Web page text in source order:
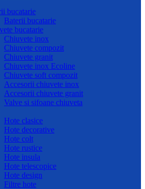
bucatarie
Baterii bucatarie
bucatarie
Chiuvete inox
Chiuvete compozit
Chiuvete granit
Chiuvete inox Ecoline
Chiuvete soft compozit
Accesorii chiuvete inox
Accesorii chiuvete granit
Valve si sifoane chiuveta
Hote clasice
Hote decorative
Hote colt
Hote rustice
Hote insula
Hote telescopice
Hote design
Filtre hote